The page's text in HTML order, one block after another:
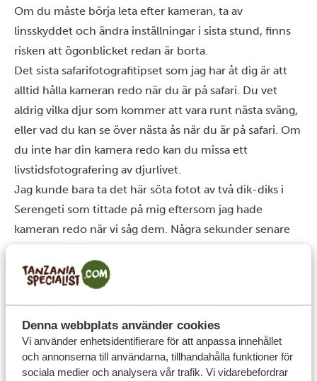
Denna webbplats använder cookies
Vi använder enhetsidentifierare för att anpassa innehållet
och annonserna till användarna, tillhandahålla funktioner för
sociala medier och analysera vår trafik. Vi vidarebefordrar
Om du måste börja leta efter kameran, ta av
linsskyddet och ändra inställningar i sista stund, finns
risken att ögonblicket redan är borta.
Det sista safarifotografitipset som jag har åt dig är att
alltid hålla kameran redo när du är på safari. Du vet
aldrig vilka djur som kommer att vara runt nästa sväng,
eller vad du kan se över nästa ås när du är på safari. Om
du inte har din kamera redo kan du missa ett
livstidsfotografering av djurlivet.
Jag kunde bara ta det här söta fotot av två dik-diks i
Serengeti som tittade på mig eftersom jag hade
kameran redo när vi såg dem. Några sekunder senare